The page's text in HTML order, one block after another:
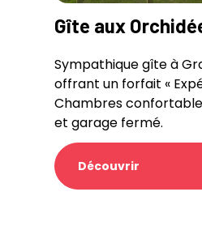
Gîte aux
Sympathique gîte à
offrant un forfait «
Chambres
et garage fermé.
Découvrir